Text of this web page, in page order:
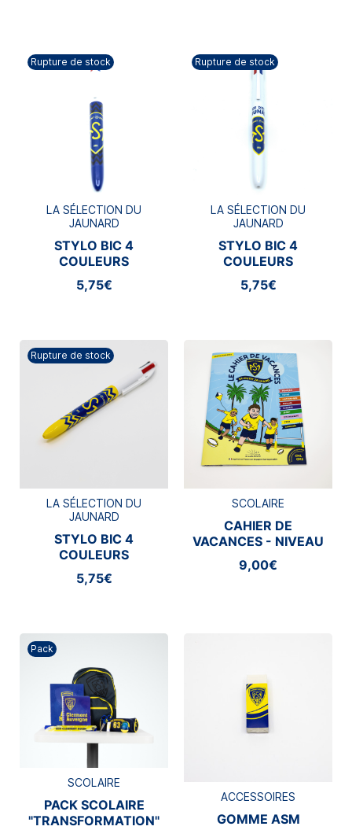
Rupture de stock
LA SÉLECTION DU
JAUNARD
STYLO BIC 4
COULEURS
5,75€
Rupture de stock
LA SÉLECTION DU
JAUNARD
STYLO BIC 4
COULEURS
5,75€
Rupture de stock
LA SÉLECTION DU
JAUNARD
STYLO BIC 4
COULEURS
5,75€
SCOLAIRE
CAHIER DE
VACANCES - NIVEAU
CM1/CM2
9,00€
Pack
SCOLAIRE
PACK SCOLAIRE
"TRANSFORMATION"
ACCESSOIRES
GOMME ASM